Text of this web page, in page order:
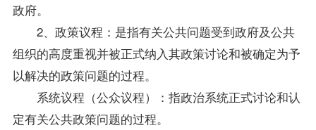
政府。
2、政策议程：是指有关公共问题受到政府及公共
组织的高度重视并被正式纳入其政策讨论和被确定为予
以解决的政策问题的过程。
系统议程（公众议程）：指政治系统正式讨论和认
定有关公共政策问题的过程。